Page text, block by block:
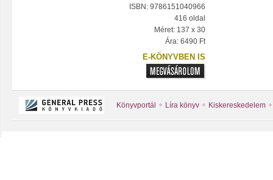
ISBN: 9786151040966
416 oldal
Méret: 137 x 30
Ára: 6490 Ft
E-KÖNYVBEN IS
Könyvportál Líra könyv Kiskereskedelem